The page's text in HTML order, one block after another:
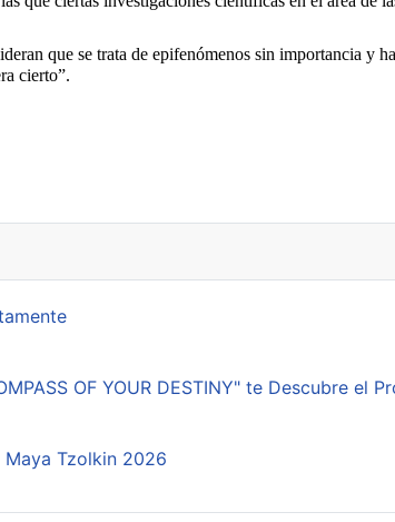
OF YOUR DESTINY" te Descubre el
Tzolkin 2026
que se trata de epifenómenos sin importancia
cierto”.
Maya para entender el lenguaje del Sol